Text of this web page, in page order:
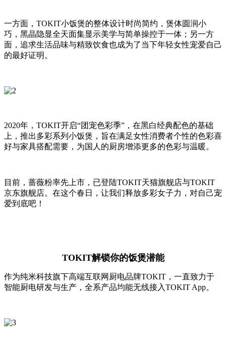
一方面，TOKIT小饭煲的整体设计时尚简约，煲体圆润小
巧，黑晶隐显全天面集显示美学与简单操控于一体；另一方
面，追求生活品味与精致饮食也成为了当下年轻女性宠爱自己
的最好证明。
2020年，TOKIT开启“团宠色彩季”，在黑白经典配色的基础
上，推出多彩系列小饭煲，旨在满足女性消费者个性的色彩喜
好与家具搭配需要，为国人的厨房增添更多的色彩与温暖。
目前，蔷薇粉率先上市，已登陆TOKIT天猫旗舰店与TOKIT
京东旗舰店。在这个春日，让我们释放多彩女子力，对自己宠
爱到底吧！
TOKIT解锁你的饭煲潜能
作为纯米科技旗下高端互联网厨电品牌TOKIT，一直致力于
智能厨电研发与生产，全系产品均能无线接入TOKIT App。